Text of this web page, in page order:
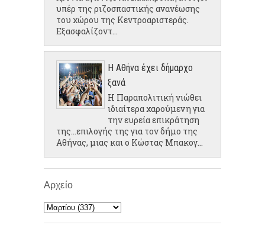
υπέρ της ριζοσπαστικής ανανέωσης
του χώρου της Κεντροαριστεράς.
Εξασφαλίζοντ...
Η Αθήνα έχει δήμαρχο
ξανά
Η Παραπολιτική νιώθει
ιδιαίτερα χαρούμενη για
την ευρεία επικράτηση
της...επιλογής της για τον δήμο της
Αθήνας, μιας και ο Κώστας Μπακογ...
Αρχείο